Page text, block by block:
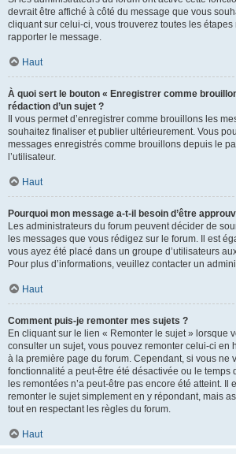
devrait être affiché à côté du message que vous
cliquant sur celui-ci, vous trouverez toutes les
rapporter le message.
Haut
À quoi sert le bouton « Enregistrer comme
rédaction d’un sujet ?
Il vous permet d’enregistrer comme brouillons les
souhaitez finaliser et publier ultérieurement. Vous
messages enregistrés comme brouillons depuis le
l’utilisateur.
Haut
Pourquoi mon message a-t-il besoin d’être
Les administrateurs du forum peuvent décider de
les messages que vous rédigez sur le forum. Il est
vous ayez été placé dans un groupe d’utilisateurs
Pour plus d’informations, veuillez contacter un
Haut
Comment puis-je remonter mes sujets ?
En cliquant sur le lien « Remonter le sujet » lorsque
consulter un sujet, vous pouvez remonter celui-ci en
à la première page du forum. Cependant, si vous ne
fonctionnalité a peut-être été désactivée ou le temps
les remontées n’a peut-être pas encore été atteint. Il
remonter le sujet simplement en y répondant, mais
tout en respectant les règles du forum.
Haut